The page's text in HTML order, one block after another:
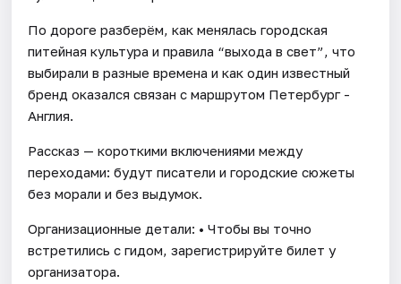
По дороге разберём, как менялась городская
питейная культура и правила “выхода в свет”, что
выбирали в разные времена и как один известный
бренд оказался связан с маршрутом Петербург -
Англия.
Рассказ — короткими включениями между
переходами: будут писатели и городские сюжеты
без морали и без выдумок.
Организационные детали: • Чтобы вы точно
встретились с гидом, зарегистрируйте билет у
организатора.